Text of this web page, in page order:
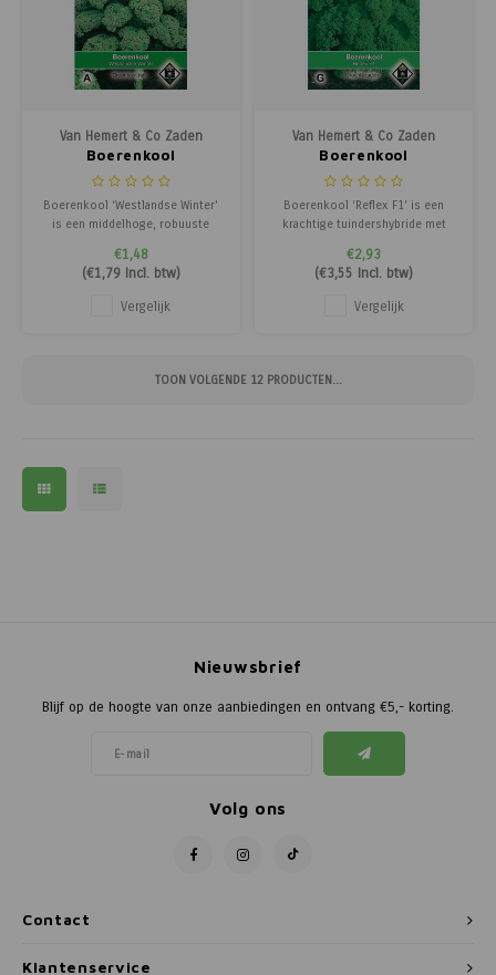
Van Hemert & Co Zaden
Boerenkool
Boerenkool ‘Westlandse Winter’
is een middelhoge, robuuste
diepgroen blad, ideaal voor oogst
in de late herfst, winter en het
vroege voorjaar. Dit ras is zowel
smakelijk als decoratief en een
€1,48
(€1,79Incl. btw)
Vergelijk
Van Hemert & Co Zaden
Boerenkool
Boerenkool ‘Reflex F1’ is een
krachtige tuindershybride met
ideaal voor oogst in de herfst en
winter. Dit ras is weerbestendig
en uitstekend geschikt voor
tuinders die een betrouwbare
€2,93
(€3,55 Incl. btw)
Vergelijk
TOON VOLGENDE 12PRODUCTEN...
Contact
Nieuwsbrief
Blijf op de hoogte van onze aanbiedingen en ontvang €5,- korting.
Volg ons
Klantenservice